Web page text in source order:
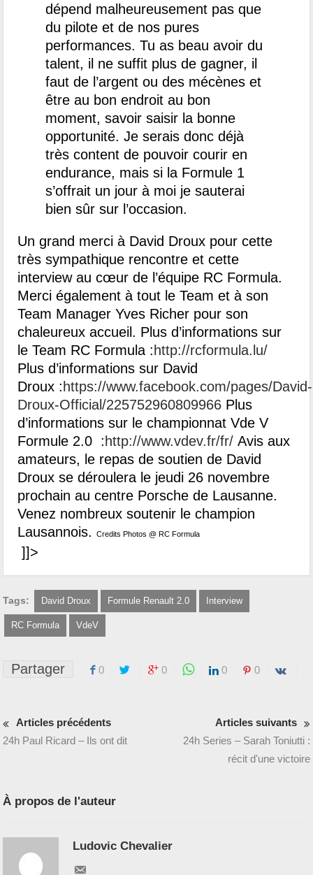
dépend malheureusement pas que
du pilote et de nos pures
performances. Tu as beau avoir du
talent, il ne suffit plus de gagner, il
faut de l’argent ou des mécènes et
être au bon endroit au bon
moment, savoir saisir la bonne
opportunité. Je serais donc déjà
très content de pouvoir courir en
endurance, mais si la Formule 1
s’offrait un jour à moi je sauterai
bien sûr sur l’occasion.
Un grand merci à David Droux pour cette
très sympathique rencontre et cette
interview au cœur de l’équipe RC Formula.
Merci également à tout le Team et à son
Team Manager Yves Richer pour son
chaleureux accueil. Plus d’informations sur
le Team RC Formula :http://rcformula.lu/
Plus d’informations sur David
Droux :https://www.facebook.com/pages/David-
Droux-Official/225752960809966 Plus
d’informations sur le championnat Vde V
Formule 2.0 :http://www.vdev.fr/fr/ Avis aux
amateurs, le repas de soutien de David
Droux se déroulera le jeudi 26 novembre
prochain au centre Porsche de Lausanne.
Venez nombreux soutenir le champion
Lausannois.
Credits Photos @ RC Formula
]]>
Tags: David Droux Formule Renault 2.0 Interview
RC Formula VdeV
Partager 0 0 0 0
Articles précédents
24h Paul Ricard – Ils ont dit
Articles suivants
24h Series – Sarah Toniutti :
récit d'une victoire
À propos de l'auteur
Ludovic Chevalier